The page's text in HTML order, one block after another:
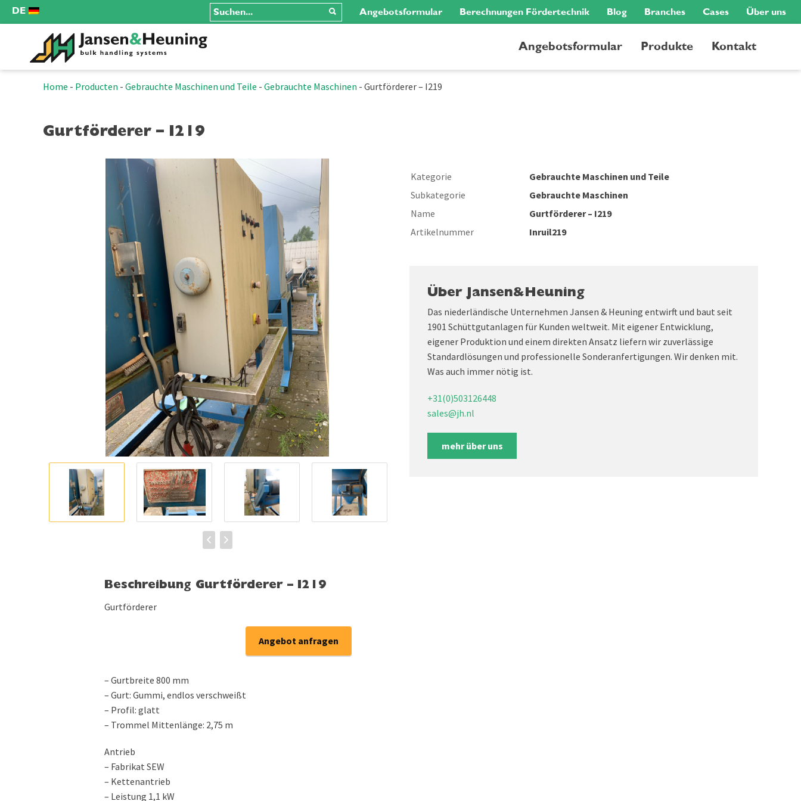
DE Angebotsformular Berechnungen Fördertechnik Blog Branches Cases Über uns
Angebotsformular Produkte Kontakt
Home - Producten - Gebrauchte Maschinen und Teile - Gebrauchte Maschinen - Gurtförderer – I219
Gurtförderer – I219
Kategorie
Gebrauchte Maschinen und Teile
Subkategorie
Gebrauchte Maschinen
Name
Gurtförderer – I219
Artikelnummer
Inruil219
Über Jansen&Heuning
Das niederländische Unternehmen Jansen & Heuning entwirft und baut seit
1901 Schüttgutanlagen für Kunden weltweit. Mit eigener Entwicklung,
eigener Produktion und einem direkten Ansatz liefern wir zuverlässige
Standardlösungen und professionelle Sonderanfertigungen. Wir denken mit.
Was auch immer nötig ist.
+31(0)503126448
sales@jh.nl
mehr über uns
Beschreibung Gurtförderer – I219
Gurtförderer
Angebot anfragen
– Gurtbreite 800 mm
– Gurt: Gummi, endlos verschweißt
– Profil: glatt
– Trommel Mittenlänge: 2,75 m
Antrieb
– Fabrikat SEW
– Kettenantrieb
– Leistung 1,1 kW